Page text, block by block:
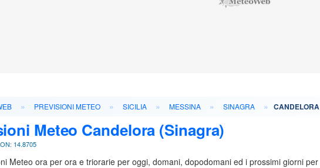
» PREVISIONI METEO » SICILIA » MESSINA » SINAGRA » CANDELORA
Meteo Candelora (Sinagra)
14.8705
Meteo ora per ora e triorarie per oggi, domani, dopodomani ed i prossimi giorni per